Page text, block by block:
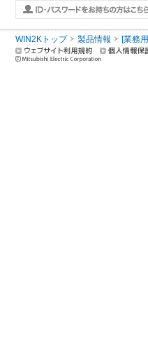
WIN2Kトップ 製品情報 [業務